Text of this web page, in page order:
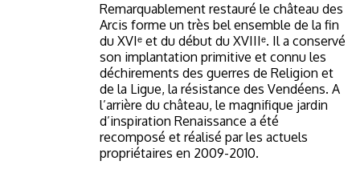
Remarquablement restauré le château des
Arcis forme un très bel ensemble de la fin
du XVIᵉ et du début du XVIIIᵉ. Il a conservé
son implantation primitive et connu les
déchirements des guerres de Religion et
de la Ligue, la résistance des Vendéens. A
l’arrière du château, le magnifique jardin
d’inspiration Renaissance a été
recomposé et réalisé par les actuels
propriétaires en 2009-2010.